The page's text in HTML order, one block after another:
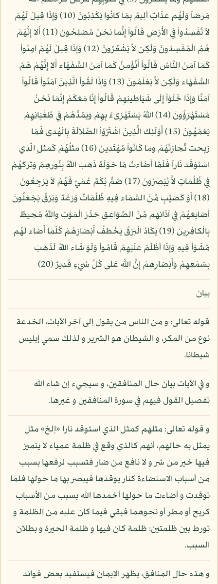
مَرَضاً وَلَهُم عَذَابٌ أَلِيمٌ بِمَا كَانُوا يَكْذِبُونَ (10) وَإِذَا قِيلَ لَهُمْ
لاَ تُفْسِدُواْ فِي الأَرْضِ قَالُواْ إِنَّمَا نَحْنُ مُصْلِحُونَ (11) أَلا إِنَّهُمْ
هُمُ الْمُفْسِدُونَ وَلَكِن لاَّ يَشْعُرُونَ (12) وَإِذَا قِيلَ لَهُمْ آمِنُواْ
كَمَا آمَنَ النَّاسُ قَالُواْ أَنُؤْمِنُ كَمَا آمَنَ السُّفَهَاء أَلا إِنَّهُمْ هُمُ
السُّفَهَاء وَلَكِن لاَّ يَعْلَمُونَ (13) وَإِذَا لَقُواْ الَّذِينَ آمَنُواْ قَالُواْ
آمَنَّا وَإِذَا خَلَوْاْ إِلَى شَيَاطِينِهِمْ قَالُواْ إِنَّا مَعَكْمْ إِنَّمَا نَحْنُ
مُسْتَهْزِؤُونَ (14) اللّهُ يَسْتَهْزِىءُ بِهِمْ وَيَمُدُّهُمْ فِي طُغْيَانِهِمْ
يَعْمَهُونَ (15) أُوْلَئِكَ الَّذِينَ اشْتَرُوُاْ الضَّلاَلَةَ بِالْهُدَى فَمَا
رَبِحَت تِّجَارَتُهُمْ وَمَا كَانُواْ مُهْتَدِينَ (16) مَثَلُهُمْ كَمَثَلِ الَّذِي
اسْتَوْقَدَ نَاراً فَلَمَّا أَضَاءتْ مَا حَوْلَهُ ذَهَبَ اللّهُ بِنُورِهِمْ وَتَرَكَهُمْ
فِي ظُلُمَاتٍ لاَّ يُبْصِرُونَ (17) صُمٌّ بُكْمٌ عُمْيٌ فَهُمْ لاَ يَرْجِعُونَ
(18) أَوْ كَصَيِّبٍ مِّنَ السَّمَاء فِيهِ ظُلُمَاتٌ وَرَعْدٌ وَبَرْقٌ يَجْعَلُونَ
أَصْابِعَهُمْ فِي آذَانِهِم مِّنَ الصَّوَاعِقِ حَذَرَ الْمَوْتِ واللّهُ مُحِيطٌ
بِالْكافِرِينَ (19) يَكَادُ الْبَرْقُ يَخْطَفُ أَبْصَارَهُمْ كُلَّمَا أَضَاء لَهُم
مَّشَوْاْ فِيهِ وَإِذَا أَظْلَمَ عَلَيْهِمْ قَامُواْ وَلَوْ شَاء اللّهُ لَذَهَبَ
بِسَمْعِهِمْ وَأَبْصَارِهِمْ إِنَّ اللَّه عَلَى كُلِّ شَيْءٍ قَدِيرٌ (20)
بيان
قوله تعالى: و من الناس من يقول إلى آخر الآيات، الخدعة
نوع من المكر، و الشيطان هو الشرير و لذلك سمي إبليس
شيطانا.
و في الآيات بيان حال المنافقين، و سيجيء إن شاء الله
تفصيل القول فيهم في سورة المنافقين و غيرها.
و قوله تعالى: مثلهم كمثل الذي استوقد نارا «إلخ» مثل
يمثل به حالهم، أنهم كالذي وقع في ظلمة عمياء لا يتميز
فيها خير من شر و لا نافع من ضار فتسبب لرفعها بسبب
من أسباب الاستضاءة كنار يوقدها فيبصر بها ما حولها فلما
توقدت و أضاءت ما حولها أخمدها الله بسبب من الأسباب
كريح أو مطر أو نحوهما فبقي فيما كان عليه من الظلمة و
تورط بين ظلمتين: ظلمة كان فيها و ظلمة الحيرة و بطلان
السبب.
و هذه حال المنافق، يظهر الإيمان فيستفيد بعض فوائد